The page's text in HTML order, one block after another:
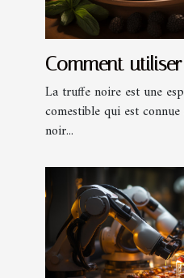
Comment
La truffe noire est une
comestible qui est
noir...